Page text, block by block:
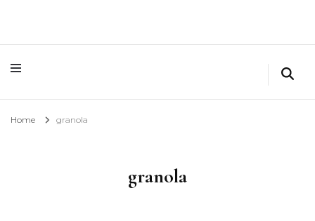
Home granola
granola